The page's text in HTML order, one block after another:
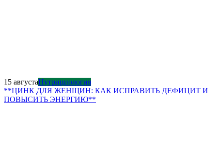
15 августаНутрициология
**ЦИНК ДЛЯ ЖЕНЩИН: КАК ИСПРАВИТЬ ДЕФИЦИТ И
ПОВЫСИТЬ ЭНЕРГИЮ**